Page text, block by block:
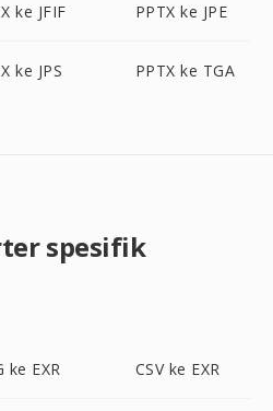
ke JFIF PPTX ke JPE
ke JPS PPTX ke TGA
spesifik
ke EXR CSV ke EXR